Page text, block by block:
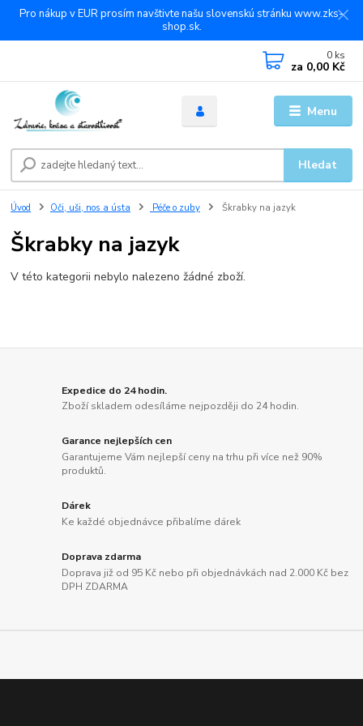
Pro nákup v EUR prosím navštivte našu slovenskú stránku www.zks-
shop.sk.
Menu
Hledat
0 ks
za 0,00 Kč
Úvod Oči, uši, nos a ústa Péče o zuby Škrabky na jazyk
Škrabky na jazyk
V této kategorii nebylo nalezeno žádné zboží.
Expedice do 24 hodin.
Zboží skladem odesíláme nejpozději do 24 hodin.
Garance nejlepších cen
Garantujeme Vám nejlepší ceny na trhu při více než 90%
produktů.
Dárek
Ke každé objednávce přibalíme dárek
Doprava zdarma
Doprava již od 95 Kč nebo při objednávkách nad 2.000 Kč bez
DPH ZDARMA